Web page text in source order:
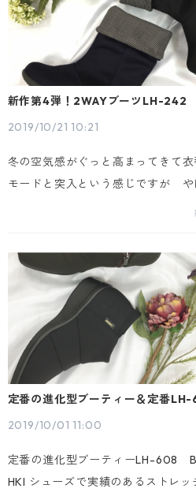
新作第4弾！2WAYブーツLH-
2019/10/21 10:21
冬の空気感がぐっと高まってきて
モードと突入という感じですが や
時期動き出すのがブーツです。本
て履くこともできる２WAYスタイ
定番の進化型ブーティー＆定番
2019/10/01 11:00
定番の進化型ブーティーLH-608
HKI シューズで実績のあるストレッ